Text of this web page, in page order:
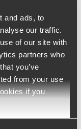
and ads, to
our traffic.
of our site with
partners who
you’ve
from your use
if you
a été
par e-